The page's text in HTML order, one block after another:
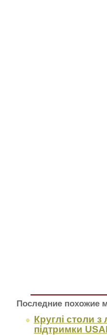
Последние похожие
Круглі столи з
підтримки